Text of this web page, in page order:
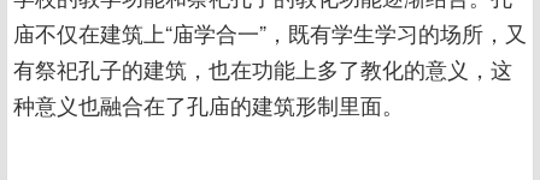
庙不仅在建筑上“庙学合一”，既有学生学习的场所，又
有祭祀孔子的建筑，也在功能上多了教化的意义，这
种意义也融合在了孔庙的建筑形制里面。